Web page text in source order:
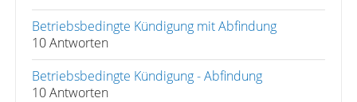
Betriebsbedingte Kündigung mit Abfindung
10 Antworten
Betriebsbedingte Kündigung - Abfindung
10 Antworten